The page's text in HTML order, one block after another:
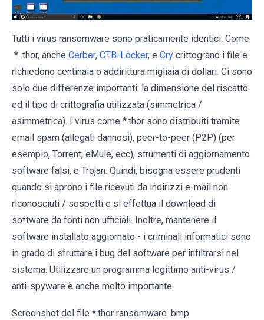
Tutti i virus ransomware sono praticamente identici. Come
* .thor, anche Cerber, CTB-Locker, e Cry crittograno i file e
richiedono centinaia o addirittura migliaia di dollari. Ci sono
solo due differenze importanti: la dimensione del riscatto
ed il tipo di crittografia utilizzata (simmetrica /
asimmetrica). I virus come *.thor sono distribuiti tramite
email spam (allegati dannosi), peer-to-peer (P2P) (per
esempio, Torrent, eMule, ecc), strumenti di aggiornamento
software falsi, e Trojan. Quindi, bisogna essere prudenti
quando si aprono i file ricevuti da indirizzi e-mail non
riconosciuti / sospetti e si effettua il download di
software da fonti non ufficiali. Inoltre, mantenere il
software installato aggiornato - i criminali informatici sono
in grado di sfruttare i bug del software per infiltrarsi nel
sistema. Utilizzare un programma legittimo anti-virus /
anti-spyware è anche molto importante.
Screenshot del file *.thor ransomware .bmp